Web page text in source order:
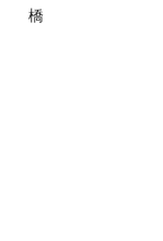
橋